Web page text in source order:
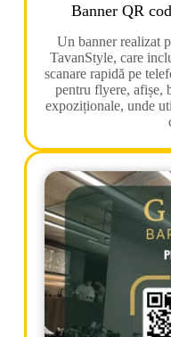
Banner QR
Un banner realizat
TavanStyle, care
scanare rapidă pe
pentru flyere, afișe,
expoziționale, unde